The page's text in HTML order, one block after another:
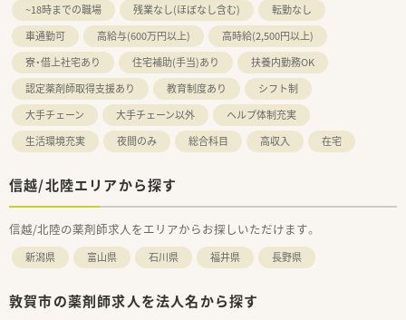
~18時までの職場
残業なし(ほぼなし含む)
転勤なし
車通勤可
高給与(600万円以上)
高時給(2,500円以上)
寮・借上社宅あり
住宅補助(手当)あり
扶養内勤務OK
認定薬剤師取得支援あり
教育制度あり
シフト制
大手チェーン
大手チェーン以外
ヘルプ体制充実
生活環境充実
夜間のみ 総合科目 高収入 在宅
信越/北陸エリアから探す
信越/北陸の薬剤師求人をエリアからお探しいただけます。
新潟県 富山県 石川県 福井県 長野県
敦賀市の薬剤師求人を法人名から探す